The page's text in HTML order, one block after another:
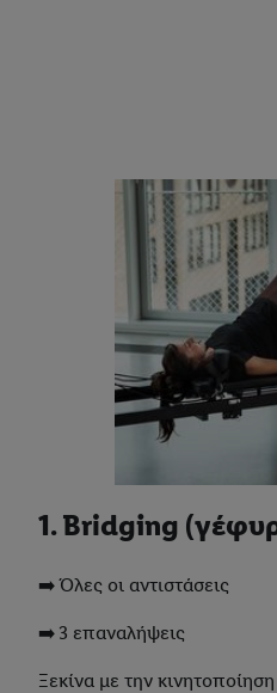
1. Bridging
➡️ Όλες οι αντιστάσεις
➡️ 3 επαναλήψεις
Ξεκίνα με την